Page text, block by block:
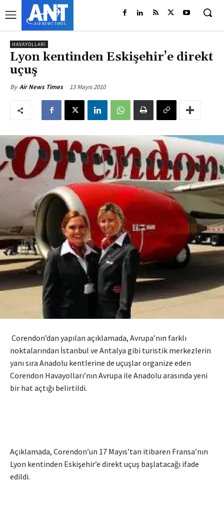
HAVAYOLLARI
Lyon kentinden Eskişehir’e direkt
uçuş
By Air News Times 13 Mayıs 2010
Corendon’dan yapılan açıklamada, Avrupa’nın farklı
noktalarından İstanbul ve Antalya gibi turistik merkezlerin
yanı sıra Anadolu kentlerine de uçuşlar organize eden
Corendon Havayolları’nın Avrupa ile Anadolu arasında yeni
bir hat açtığı belirtildi.
Açıklamada, Corendon’un 17 Mayıs’tan itibaren Fransa’nın
Lyon kentinden Eskişehir’e direkt uçuş başlatacağı ifade
edildi.